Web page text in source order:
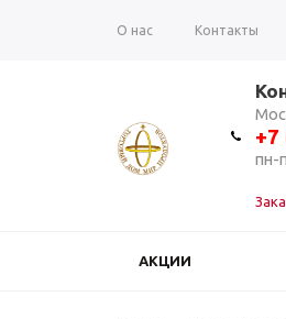
О нас Контакты
+7
пн-
АКЦИИ